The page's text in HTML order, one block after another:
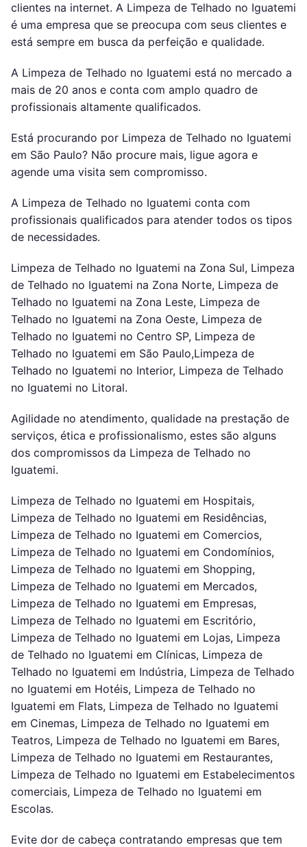
clientes na internet. A Limpeza de Telhado no Iguatemi
é uma empresa que se preocupa com seus clientes e
está sempre em busca da perfeição e qualidade.
A Limpeza de Telhado no Iguatemi está no mercado a
mais de 20 anos e conta com amplo quadro de
profissionais altamente qualificados.
Está procurando por Limpeza de Telhado no Iguatemi
em São Paulo? Não procure mais, ligue agora e
agende uma visita sem compromisso.
A Limpeza de Telhado no Iguatemi conta com
profissionais qualificados para atender todos os tipos
de necessidades.
Limpeza de Telhado no Iguatemi na Zona Sul, Limpeza
de Telhado no Iguatemi na Zona Norte, Limpeza de
Telhado no Iguatemi na Zona Leste, Limpeza de
Telhado no Iguatemi na Zona Oeste, Limpeza de
Telhado no Iguatemi no Centro SP, Limpeza de
Telhado no Iguatemi em São Paulo,Limpeza de
Telhado no Iguatemi no Interior, Limpeza de Telhado
no Iguatemi no Litoral.
Agilidade no atendimento, qualidade na prestação de
serviços, ética e profissionalismo, estes são alguns
dos compromissos da Limpeza de Telhado no
Iguatemi.
Limpeza de Telhado no Iguatemi em Hospitais,
Limpeza de Telhado no Iguatemi em Residências,
Limpeza de Telhado no Iguatemi em Comercios,
Limpeza de Telhado no Iguatemi em Condomínios,
Limpeza de Telhado no Iguatemi em Shopping,
Limpeza de Telhado no Iguatemi em Mercados,
Limpeza de Telhado no Iguatemi em Empresas,
Limpeza de Telhado no Iguatemi em Escritório,
Limpeza de Telhado no Iguatemi em Lojas, Limpeza
de Telhado no Iguatemi em Clínicas, Limpeza de
Telhado no Iguatemi em Indústria, Limpeza de Telhado
no Iguatemi em Hotéis, Limpeza de Telhado no
Iguatemi em Flats, Limpeza de Telhado no Iguatemi
em Cinemas, Limpeza de Telhado no Iguatemi em
Teatros, Limpeza de Telhado no Iguatemi em Bares,
Limpeza de Telhado no Iguatemi em Restaurantes,
Limpeza de Telhado no Iguatemi em Estabelecimentos
comerciais, Limpeza de Telhado no Iguatemi em
Escolas.
Evite dor de cabeça contratando empresas que tem